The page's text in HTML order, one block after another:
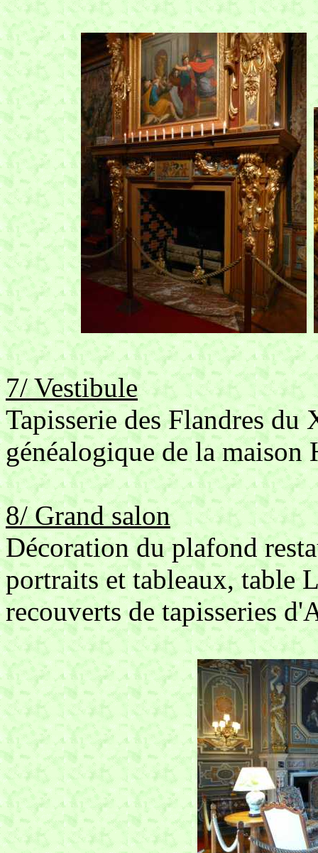
7/ Vestibule
Tapisserie des Flandres du
généalogique de la maison
8/ Grand salon
Décoration du plafond
portraits et tableaux, table
recouverts de tapisseries